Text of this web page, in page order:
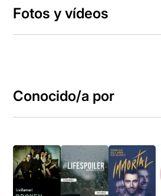
Fotos y vídeos
Conocido/a por